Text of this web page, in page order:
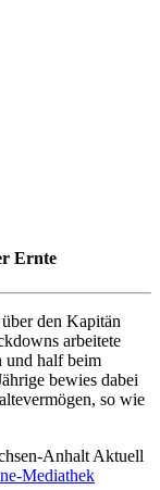
Ernte
den Kapitän
arbeitete
und half beim
bewies dabei
so wie
Anhalt Aktuell
Mediathek